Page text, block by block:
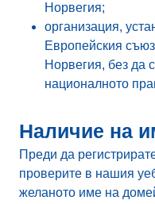
Норвегия;
организация,
Европейския
Норвегия, без да
националното
Наличие на
Преди да
проверите в нашия
желаното име на